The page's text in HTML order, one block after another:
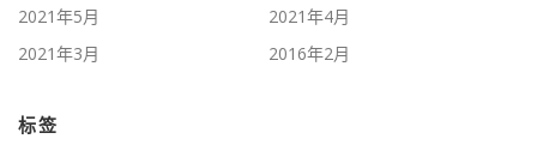
2021年5月
2021年4月
2021年3月
2016年2月
标签